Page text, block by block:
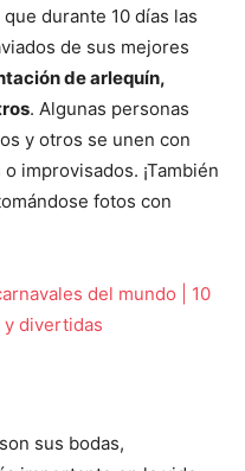
durante 10 días las
de sus mejores
de arlequín,
. Algunas personas
y otros se unen con
improvisados. ¡También
fotos con
del mundo | 10
divertidas
sus bodas,